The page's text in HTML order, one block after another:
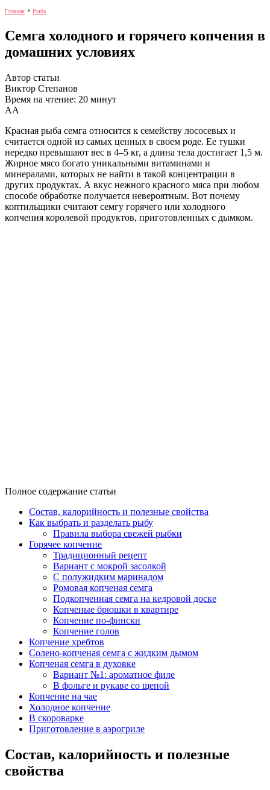
Главная › Рыба
Семга холодного и горячего копчения в
домашних условиях
Автор статьи
Виктор Степанов
Время на чтение: 20 минут
АА
Красная рыба семга относится к семейству лососевых и
считается одной из самых ценных в своем роде. Ее тушки
нередко превышают вес в 4–5 кг, а длина тела достигает 1,5 м.
Жирное мясо богато уникальными витаминами и
минералами, которых не найти в такой концентрации в
других продуктах. А вкус нежного красного мяса при любом
способе обработке получается невероятным. Вот почему
коптильщики считают семгу горячего или холодного
копчения королевой продуктов, приготовленных с дымком.
Полное содержание статьи
Состав, калорийность и полезные свойства
Как выбрать и разделать рыбу
Правила выбора свежей рыбки
Горячее копчение
Традиционный рецепт
Вариант с мокрой засолкой
С полужидким маринадом
Ромовая копченая семга
Подкопченная семга на кедровой доске
Копченые брюшки в квартире
Копчение по-фински
Копчение голов
Копчение хребтов
Солено-копченая семга с жидким дымом
Копченая семга в духовке
Вариант №1: ароматное филе
В фольге и рукаве со щепой
Копчение на чае
Холодное копчение
В скороварке
Приготовление в аэрогриле
Состав, калорийность и полезные
свойства